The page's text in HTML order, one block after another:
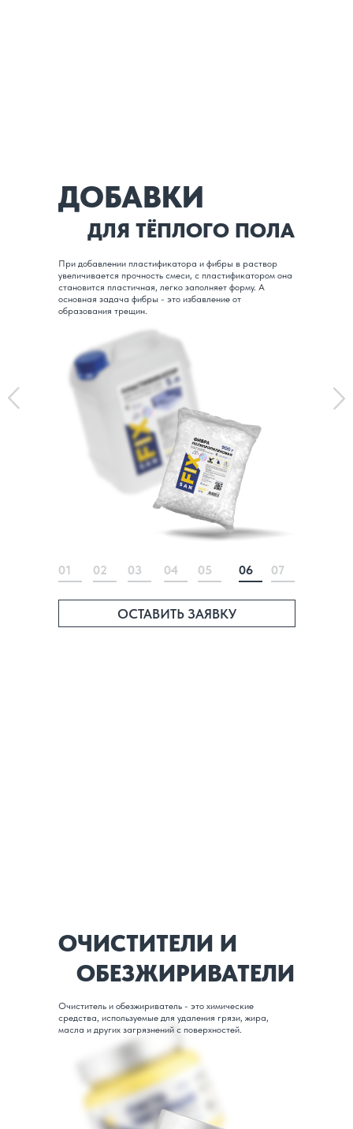
При добавлении пластификатора и фибры в раствор
увеличивается прочность смеси, с пластификатором она
становится пластичная, легко заполняет форму. А
основная задача фибры - это избавление от
образования трещин.
ДОБАВКИ
ДЛЯ ТЁПЛОГО ПОЛА
ОСТАВИТЬ ЗАЯВКУ
06 07
05
04
03
01 02
Очиститель и обезжириватель - это химические
средства, используемые для удаления грязи, жира,
масла и других загрязнений с поверхностей.
ОЧИСТИТЕЛИ И
ОБЕЗЖИРИВАТЕЛИ